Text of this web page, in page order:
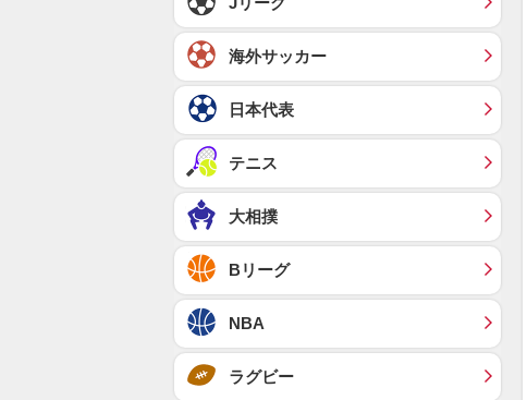
海外サッカー
日本代表
テニス
大相撲
Bリーグ
NBA
ラグビー